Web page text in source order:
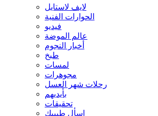
لايف لاستايل
الحوارات الفنية
فيديو
عالم الموضة
أخبار النجوم
طبخ
لمسات
مجوهرات
رحلات شهر العسل
بأيديهم
تحقيقات
اسأل طبيبك